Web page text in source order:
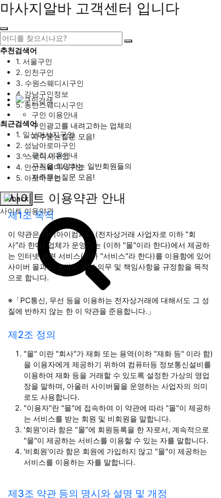
마사지알바 고객센터 입니다
추천검색어
1. 서울구인
2. 인천구인
3. 수원스웨디시구인
4. 강남구인정보
5. 동탄스웨디시구인
최근검색어
1. 일산마사지구인
2. 성남아로마구인
3. 스웨디시구인
4. 안산스웨디시구인
5. 아로마구인
사이트 이용약관
구인 이용안내
구인광고를 내려고하는 업체의
자주묻는질문 모음!
구직 이용안내
구직을 희망하는 일반회원들의
자주묻는질문 모음!
사이트 이용약관 안내
제1조 목적
이 약관은 제이아이컴퍼니 (전자상거래 사업자로 이하 "회
사"라 한다) 업체가 운영하는 (이하 "몰"이라 한다)에서 제공하
는 인터넷 관련 서비스(이하 "서비스"라 한다)를 이용함에 있어
사이버 몰과 이용자의 권리·의무 및 책임사항을 규정함을 목적
으로 합니다.
※「PC통신, 무선 등을 이용하는 전자상거래에 대해서도 그 성
질에 반하지 않는 한 이 약관을 준용합니다.」
제2조 정의
"몰" 이란 "회사"가 재화 또는 용역(이하 "재화 등" 이라 함)
을 이용자에게 제공하기 위하여 컴퓨터등 정보통신설비를
이용하여 재화 등을 거래할 수 있도록 설정한 가상의 영업
장을 말하며, 아울러 사이버몰을 운영하는 사업자의 의미
로도 사용합니다.
"이용자"란 "몰"에 접속하여 이 약관에 따라 "몰"이 제공하
는 서비스를 받는 회원 및 비회원을 말합니다.
'회원'이라 함은 “몰”에 회원등록을 한 자로서, 계속적으로
"몰"이 제공하는 서비스를 이용할 수 있는 자를 말합니다.
'비회원'이라 함은 회원에 가입하지 않고 "몰"이 제공하는
서비스를 이용하는 자를 말합니다.
제3조 약관 등의 명시와 설명 및 개정